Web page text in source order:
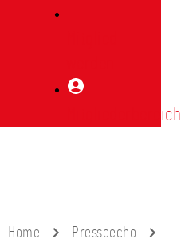
Mitgliederbereich
Home
Presseecho